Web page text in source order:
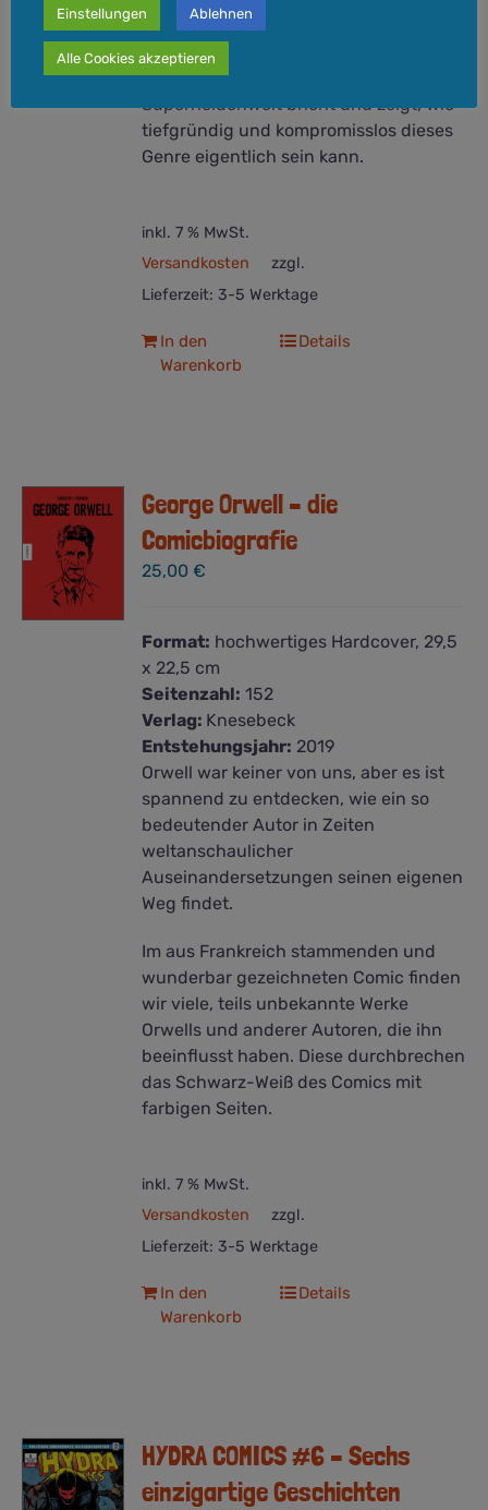
Ein außergewöhnlicher Band, der mit
den Klischees der bunten
Superheldenwelt bricht und zeigt, wie
tiefgründig und kompromisslos dieses
Genre eigentlich sein kann.
inkl. 7 % MwSt.
zzgl.
Versandkosten
Lieferzeit: 3-5 Werktage
In den
Warenkorb
Details
George Orwell – die
Comicbiografie
25,00€
Format: hochwertiges Hardcover, 29,5
x 22,5 cm
Seitenzahl: 152
Verlag: Knesebeck
Entstehungsjahr: 2019
Orwell war keiner von uns, aber es ist
spannend zu entdecken, wie ein so
bedeutender Autor in Zeiten
weltanschaulicher
Auseinandersetzungen seinen eigenen
Weg findet.
Im aus Frankreich stammenden und
wunderbar gezeichneten Comic finden
wir viele, teils unbekannte Werke
Orwells und anderer Autoren, die ihn
beeinflusst haben. Diese durchbrechen
das Schwarz-Weiß des Comics mit
farbigen Seiten.
inkl. 7 % MwSt.
zzgl.
Versandkosten
Lieferzeit: 3-5 Werktage
In den
Warenkorb
Details
HYDRA COMICS #6 – Sechs
einzigartige Geschichten
Einstellungen Ablehnen
Alle Cookies akzeptieren